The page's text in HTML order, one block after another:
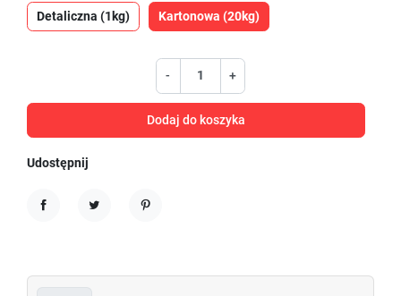
Detaliczna (1kg) Kartonowa (20kg)
- +
Dodaj do koszyka
Udostępnij